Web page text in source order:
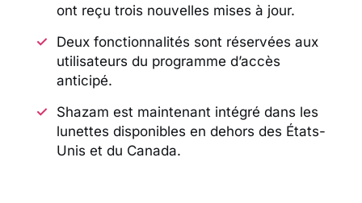
ont reçu trois nouvelles mises à jour.
Deux fonctionnalités sont réservées aux
utilisateurs du programme d’accès
anticipé.
Shazam est maintenant intégré dans les
lunettes disponibles en dehors des États-
Unis et du Canada.